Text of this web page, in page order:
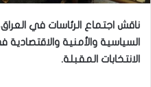
ناقش اجتماع الرئاسات في
السياسية والأمنية
الانتخابات المقبلة.